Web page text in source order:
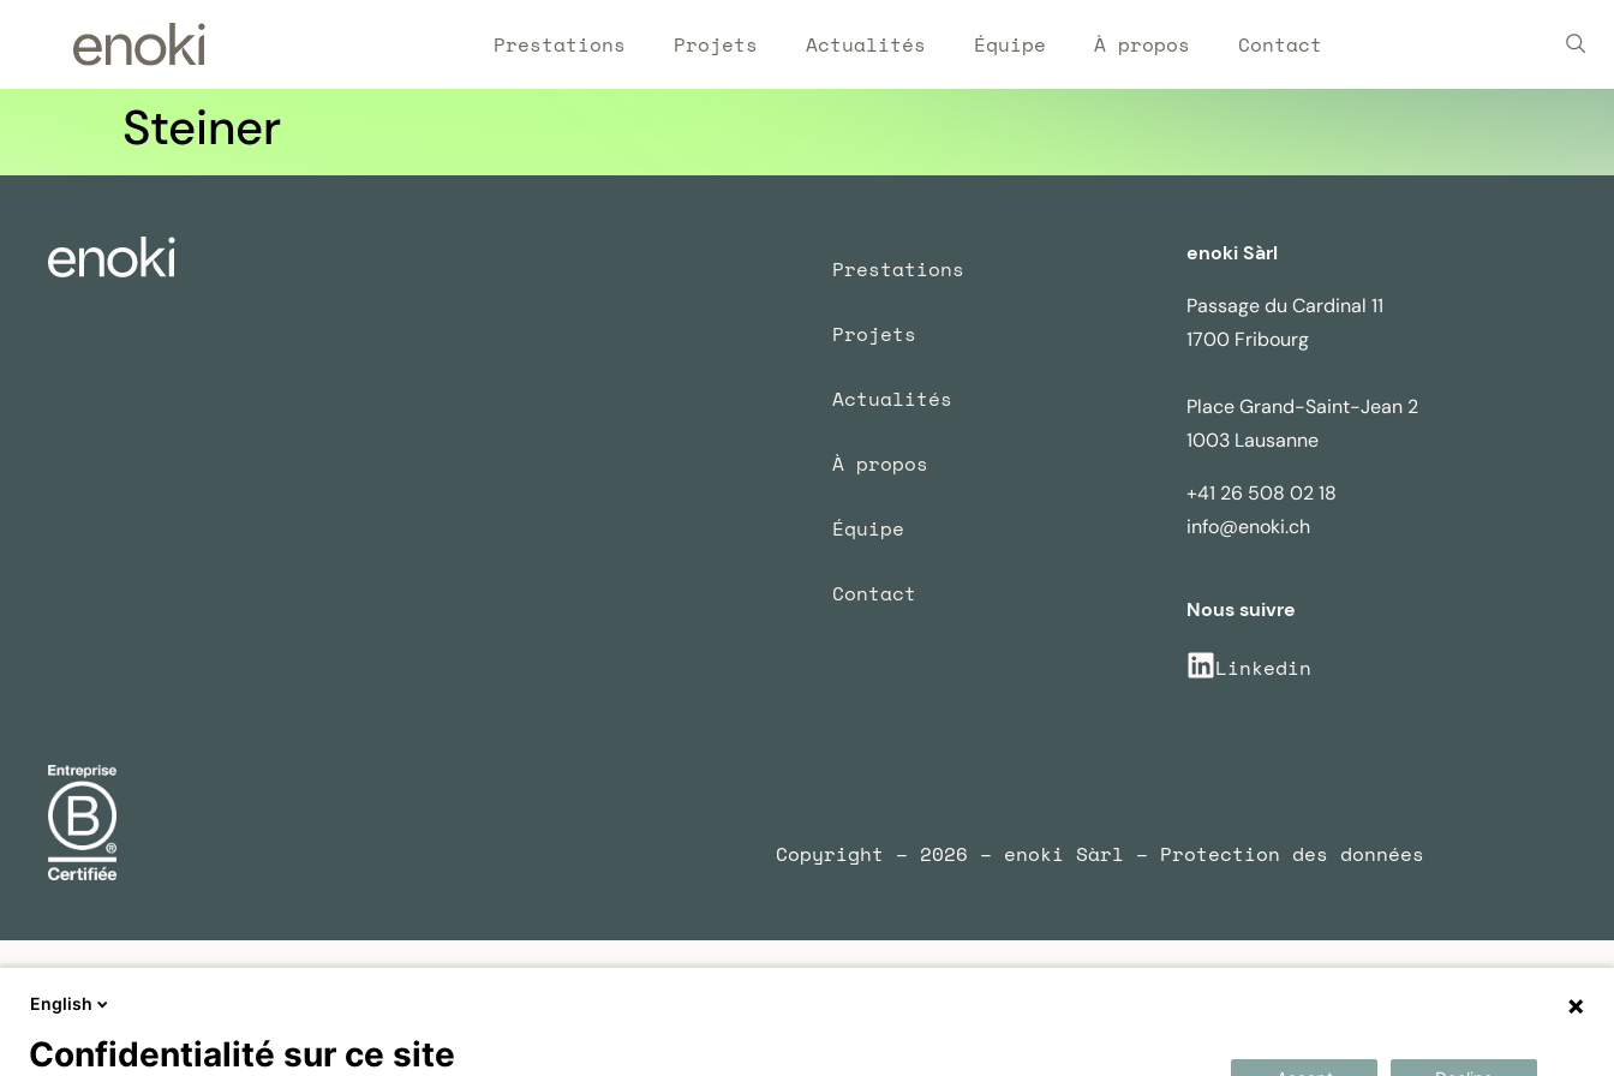
Prestations Projets Actualités Équipe À propos Contact
Steiner
Prestations
Projets
Actualités
À propos
Équipe
Contact
enoki Sàrl
Passage du Cardinal 11
1700 Fribourg
Place Grand-Saint-Jean 2
1003 Lausanne
+41 26 508 02 18
info@enoki.ch
Nous suivre
Linkedin
Copyright – 2026 – enoki Sàrl – Protection des données
English
Confidentialité sur ce site